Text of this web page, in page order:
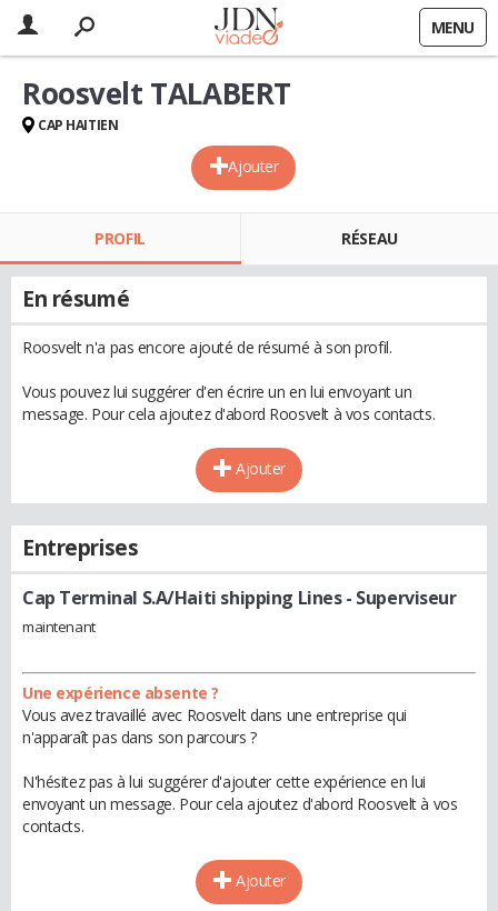
MENU
Ajouter
Roosvelt TALABERT
CAP HAITIEN
PROFIL RÉSEAU
En résumé
Roosvelt n'a pas encore ajouté de résumé à son profil.
Vous pouvez lui suggérer d'en écrire un en lui envoyant un
message. Pour cela ajoutez d'abord Roosvelt à vos contacts.
Ajouter
Entreprises
Cap Terminal S.A/Haiti shipping Lines- Superviseur
maintenant
Une expérience absente ?
Vous avez travaillé avec Roosvelt dans une entreprise qui
n'apparaît pas dans son parcours ?
N'hésitez pas à lui suggérer d'ajouter cette expérience en lui
envoyant un message. Pour cela ajoutez d'abord Roosvelt à vos
contacts.
Ajouter